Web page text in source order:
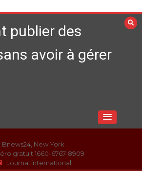
publier des
avoir à gérer
Bnews24, New York
gratuit 1660-6767-8909
Journal international